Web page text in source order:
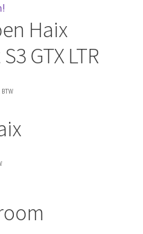
Haix
GTX LTR